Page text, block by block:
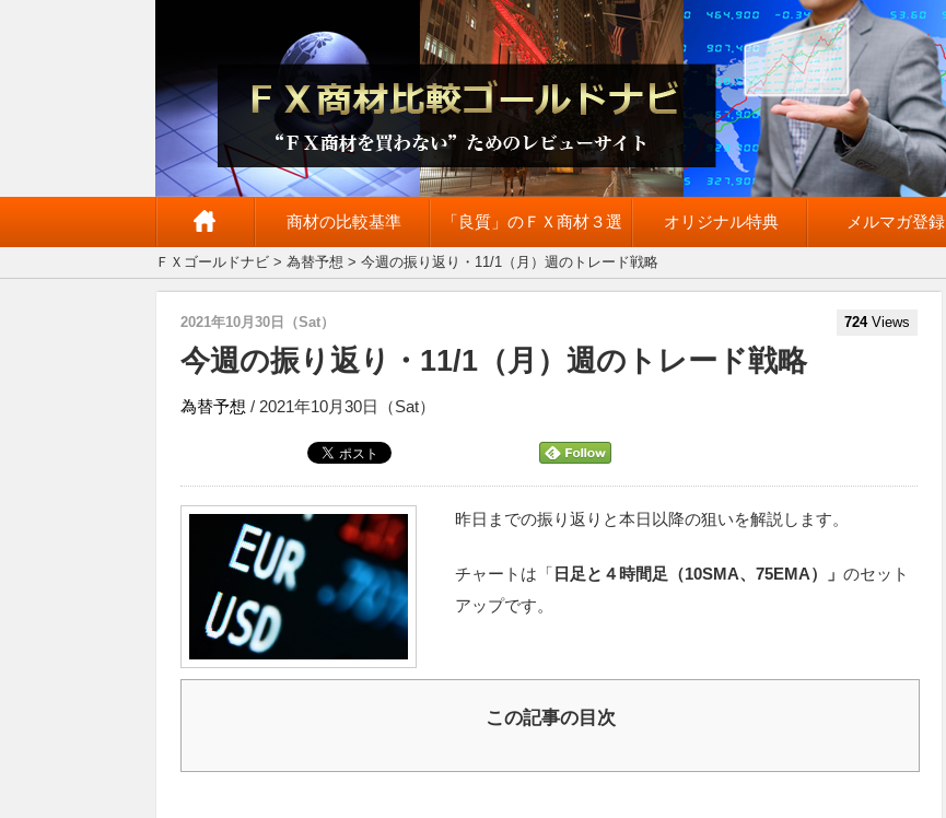
商材の比較基準 「良質」のＦＸ商材３選 オリジナル特典 メルマガ登録
ＦＸゴールドナビ > 為替予想 > 今週の振り返り・11/1（月）週のトレード戦略
2021年10月30日（Sat） 724Views
今週の振り返り・11/1（月）週のトレード戦略
為替予想 / 2021年10月30日（Sat）
昨日までの振り返りと本日以降の狙いを解説します。
チャートは「 日足と４時間足（10SMA、75EMA） 」 のセット
アップです。
この記事の目次